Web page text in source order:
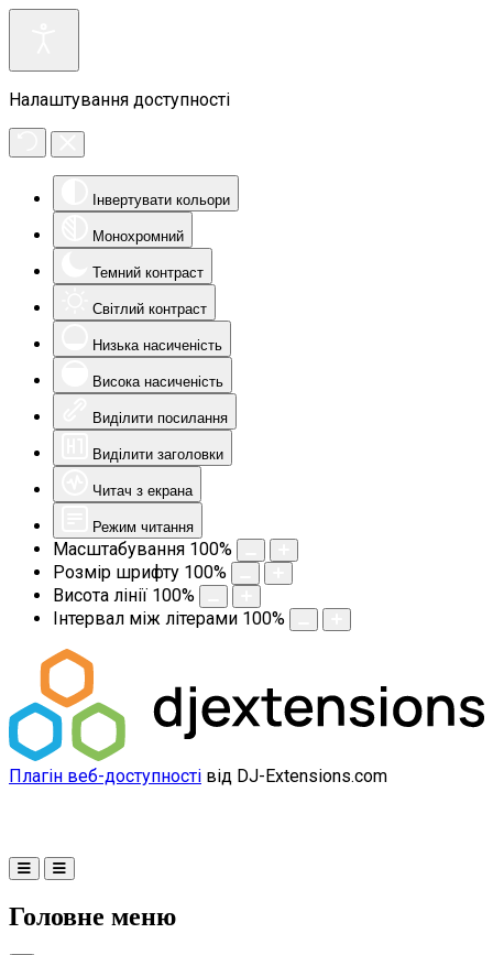
Налаштування доступності
Інвертувати кольори
Монохромний
Темний контраст
Світлий контраст
Низька насиченість
Висока насиченість
Виділити посилання
Виділити заголовки
Читач з екрана
Режим читання
Масштабування 100%
Розмір шрифту 100%
Висота лінії 100%
Інтервал між літерами 100%
Плагін веб-доступності від DJ-Extensions.com
Головне меню